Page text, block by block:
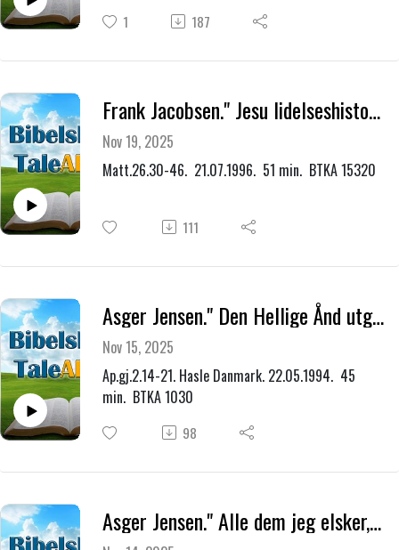
1 187
Frank Jacobsen." Jesu lidelseshistorie."
Nov 19, 2025
Matt.26.30-46. 21.07.1996. 51 min. BTKA 15320
111
Asger Jensen." Den Hellige Ånd utgytes på pinsedagen."
Nov 15, 2025
Ap.gj.2.14-21. Hasle Danmark. 22.05.1994. 45
min. BTKA 1030
98
Asger Jensen." Alle dem jeg elsker, dem refser og tukter jeg."